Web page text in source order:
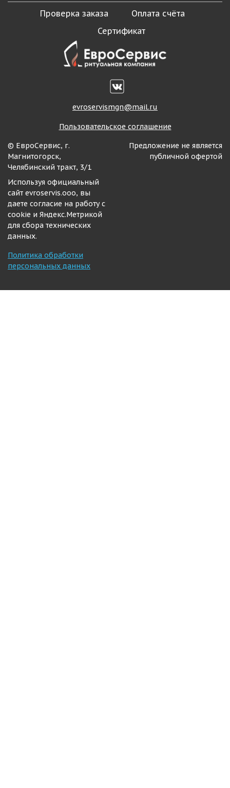
evroservismgn@mail.ru
Пользовательское соглашение
Проверка заказа
Оплата счёта
Сертификат
© ЕвроСервис, г.
Магнитогорск,
Челябинский тракт, 3/1
Используя официальный
сайт evroservis.ooo, вы
даете согласие на работу с
cookie и Яндекс.Метрикой
для сбора технических
данных.
Политика обработки
персональных данных
Предложение не является
публичной офертой